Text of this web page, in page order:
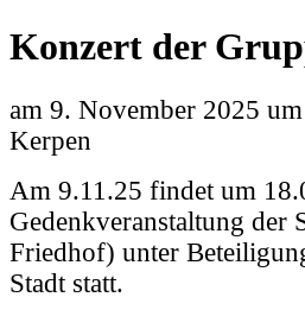
Konzert der
am 9. November 2025
Kerpen
Am 9.11.25 findet um
Gedenkveranstaltung der
Friedhof) unter
Stadt statt.